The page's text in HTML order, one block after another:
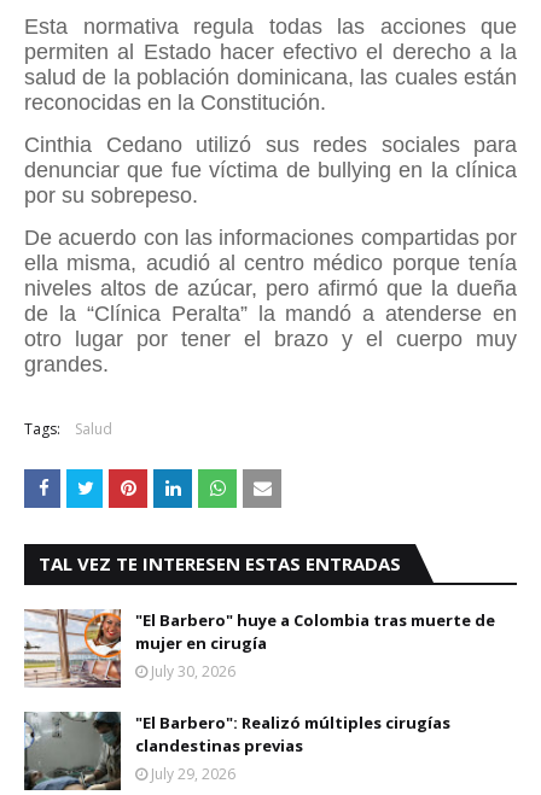
Esta normativa regula todas las acciones que
permiten al Estado hacer efectivo el derecho a la
salud de la población dominicana, las cuales están
reconocidas en la Constitución.
Cinthia Cedano utilizó sus redes sociales para
denunciar que fue víctima de bullying en la clínica
por su sobrepeso.
De acuerdo con las informaciones compartidas por
ella misma, acudió al centro médico porque tenía
niveles altos de azúcar, pero afirmó que la dueña
de la “Clínica Peralta” la mandó a atenderse en
otro lugar por tener el brazo y el cuerpo muy
grandes.
Tags: Salud
TAL VEZ TE INTERESEN ESTAS ENTRADAS
"El Barbero" huye a Colombia tras muerte de
mujer en cirugía
July 30, 2026
"El Barbero": Realizó múltiples cirugías
clandestinas previas
July 29, 2026